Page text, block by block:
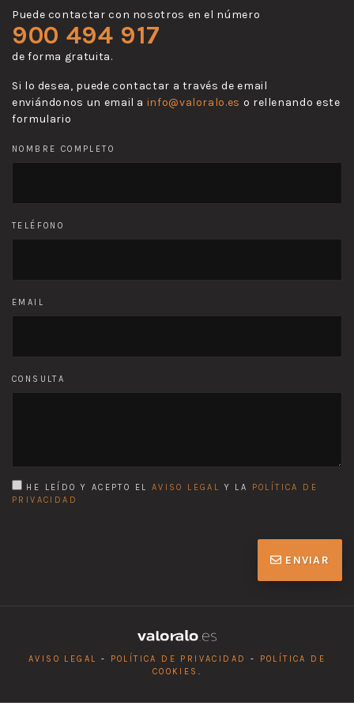
Puede contactar con nosotros en el número
900 494 917
de forma gratuita.
Si lo desea, puede contactar a través de email
enviándonos un email a info@valoralo.es o rellenando este
formulario
NOMBRE COMPLETO
TELÉFONO
EMAIL
CONSULTA
HE LEÍDO Y ACEPTO EL AVISO LEGAL Y LA
POLÍTICA DE
PRIVACIDAD
ENVIAR
AVISO LEGAL - POLÍTICA DE PRIVACIDAD -
POLÍTICA DE
COOKIES .